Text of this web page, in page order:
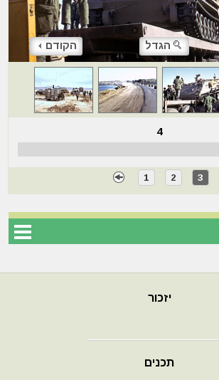
הקודם הגדל
4
1 2 3
יזכור
תכנים